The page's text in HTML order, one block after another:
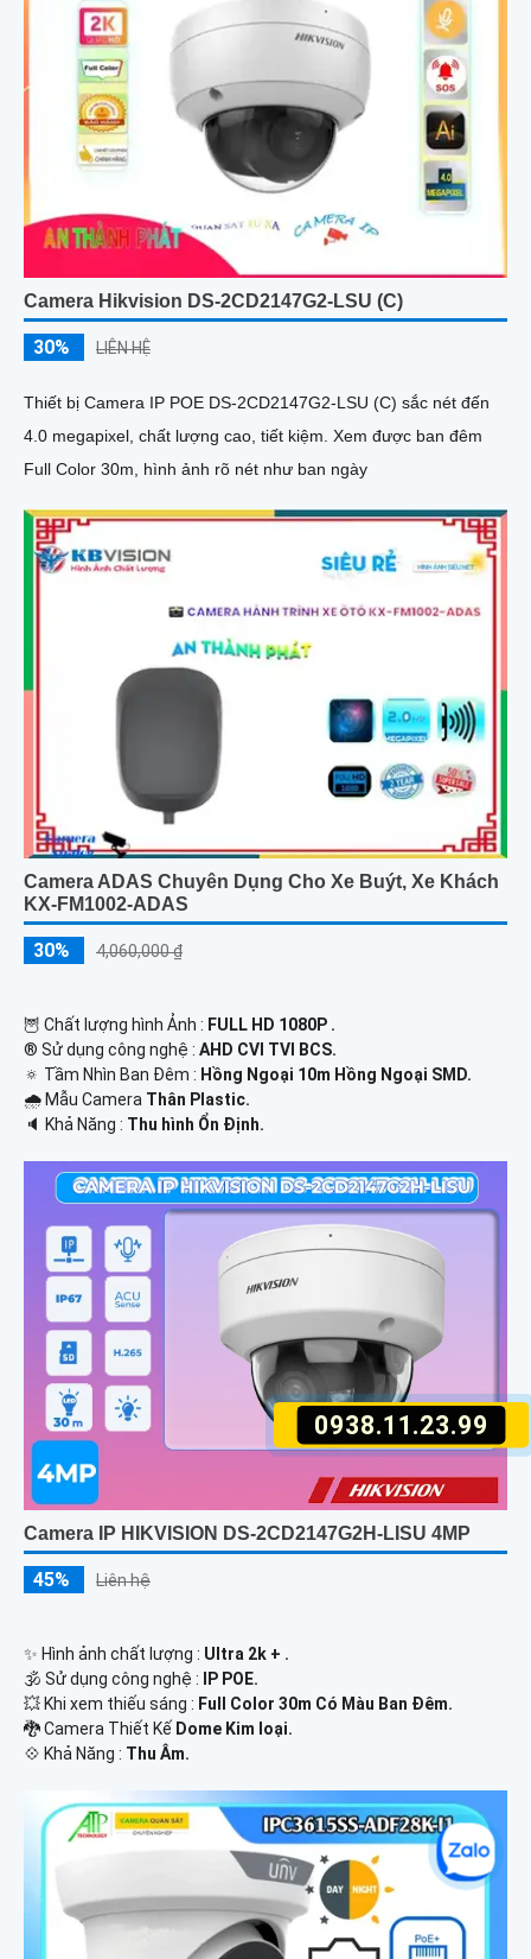
0938.11.23.99
Camera Hikvision DS-2CD2147G2-LSU (C)
30% LIÊN HỆ
Thiết bị Camera IP POE DS-2CD2147G2-LSU (C) sắc nét đến
4.0 megapixel, chất lượng cao, tiết kiệm. Xem được ban đêm
Full Color 30m, hình ảnh rõ nét như ban ngày
Camera ADAS Chuyên Dụng Cho Xe Buýt, Xe Khách
KX-FM1002-ADAS
30% 4,060,000 ₫
🦉 Chất lượng hình Ảnh : FULL HD 1080P .
®️ Sử dụng công nghệ : AHD CVI TVI BCS.
🔅 Tầm Nhìn Ban Đêm : Hồng Ngoại 10m Hồng Ngoại SMD.
🌧️ Mẫu Camera Thân Plastic.
️🔈 Khả Năng : Thu hình Ổn Định.
Camera IP HIKVISION DS-2CD2147G2H-LISU 4MP
45% Liên hệ
✨ Hình ảnh chất lượng : Ultra 2k + .
🕉️ Sử dụng công nghệ :
IP POE.
💥 Khi xem thiếu sáng : Full Color 30m Có Màu Ban Ðêm.
🐉️ Camera Thiết Kế Dome Kim loại.
️💠 Khả Năng : Thu Âm.